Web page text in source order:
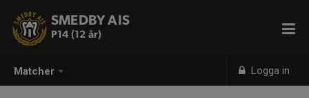
Matcher Logga in
SMEDBY AIS
P14 (12 år)